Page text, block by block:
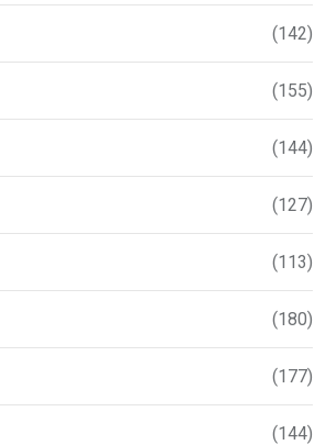
(142)
(155)
(144)
(127)
(113)
(180)
(177)
(144)